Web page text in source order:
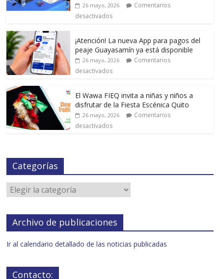
26 mayo, 2026
Comentarios
desactivados
¡Atención! La nueva App para pagos del
peaje Guayasamín ya está disponible
26 mayo, 2026
Comentarios
desactivados
El Wawa FIEQ invita a niñas y niños a
disfrutar de la Fiesta Escénica Quito
26 mayo, 2026
Comentarios
desactivados
Categorías
Archivo de publicaciones
Ir al calendario detallado de las noticias publicadas
Contacto: